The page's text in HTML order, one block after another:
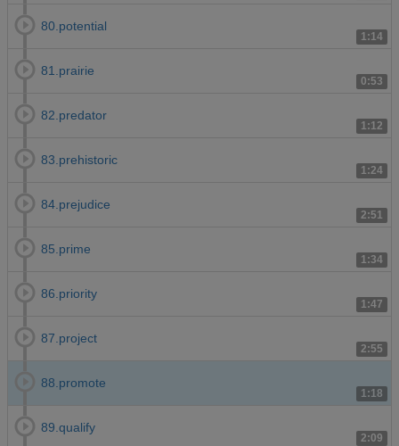
1:14
80.potential
0:53
81.prairie
1:12
82.predator
1:24
83.prehistoric
2:51
84.prejudice
1:34
85.prime
1:47
86.priority
2:55
87.project
1:18
88.promote
2:09
89.qualify